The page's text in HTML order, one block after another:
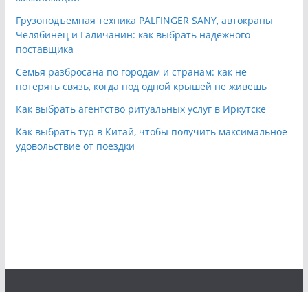
Грузоподъемная техника PALFINGER SANY, автокраны
Челябинец и Галичанин: как выбрать надежного
поставщика
Семья разбросана по городам и странам: как не
потерять связь, когда под одной крышей не живешь
Как выбрать агентство ритуальных услуг в Иркутске
Как выбрать тур в Китай, чтобы получить максимальное
удовольствие от поездки